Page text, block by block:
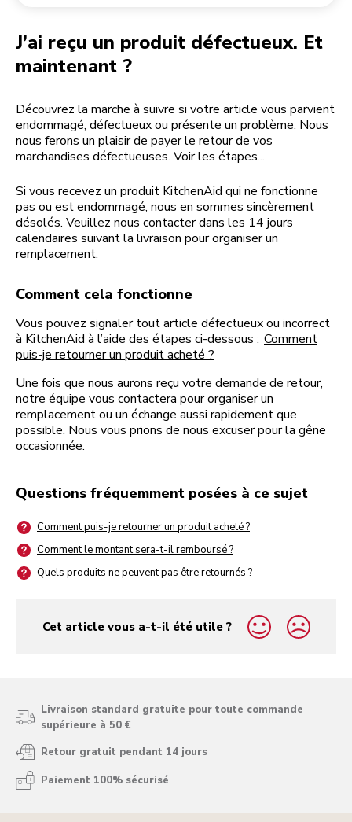
J’ai reçu un produit défectueux. Et
maintenant ?
Découvrez la marche à suivre si votre article vous parvient
endommagé, défectueux ou présente un problème. Nous
nous ferons un plaisir de payer le retour de vos
marchandises défectueuses. Voir les étapes...
Si vous recevez un produit KitchenAid qui ne fonctionne
pas ou est endommagé, nous en sommes sincèrement
désolés. Veuillez nous contacter dans les 14 jours
calendaires suivant la livraison pour organiser un
remplacement.
Comment cela fonctionne
Vous pouvez signaler tout article défectueux ou incorrect
à KitchenAid à l’aide des étapes ci-dessous : Comment
puis-je retourner un produit acheté ?
Une fois que nous aurons reçu votre demande de retour,
notre équipe vous contactera pour organiser un
remplacement ou un échange aussi rapidement que
possible. Nous vous prions de nous excuser pour la gêne
occasionnée.
Questions fréquemment posées à ce sujet
Comment puis-je retourner un produit acheté ?
Comment le montant sera-t-il remboursé ?
Quels produits ne peuvent pas être retournés ?
Cet article vous a-t-il été utile ?
yes
no
Livraison standard gratuite pour toute commande
supérieure à 50 €
Retour gratuit pendant 14 jours
Paiement 100% sécurisé